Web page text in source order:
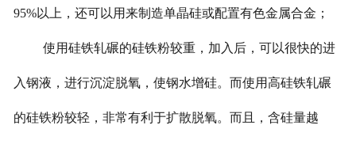
产品行情
营销网络
在线留言
联系我们
95%以上，还可以用来制造单晶硅或配置有色金属合金；
使用硅铁轧碾的硅铁粉较重，加入后，可以很快的进
入钢液，进行沉淀脱氧，使钢水增硅。而使用高硅铁轧碾
的硅铁粉较轻，非常有利于扩散脱氧。而且，含硅量越